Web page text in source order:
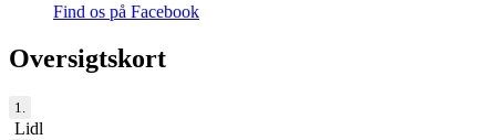
Find os på Facebook
Oversigtskort
1.
Lidl